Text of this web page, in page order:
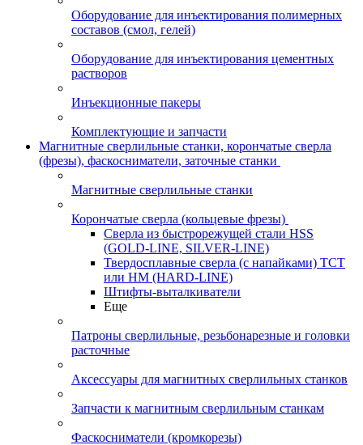
Оборудование для инъектирования полимерных
составов (смол, гелей)
Оборудование для инъектирования цементных
растворов
Инъекционные пакеры
Комплектующие и запчасти
Магнитные сверлильные станки, корончатые сверла
(фрезы), фаскосниматели, заточные станки
Магнитные сверлильные станки
Корончатые сверла (кольцевые фрезы)
Сверла из быстрорежущей стали HSS
(GOLD-LINE, SILVER-LINE)
Твердосплавные сверла (с напайками) ТСТ
или HM (HARD-LINE)
Штифты-выталкиватели
Еще
Патроны сверлильные, резьбонарезные и головки
расточные
Аксессуары для магнитных сверлильных станков
Запчасти к магнитным сверлильным станкам
Фаскосниматели (кромкорезы)